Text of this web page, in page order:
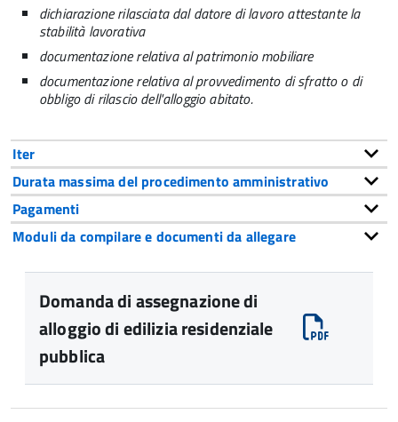
dichiarazione rilasciata dal datore di lavoro attestante la
stabilità lavorativa
documentazione relativa al patrimonio mobiliare
documentazione relativa al provvedimento di sfratto o di
obbligo di rilascio dell'alloggio abitato.
Iter
Durata massima del procedimento amministrativo
Pagamenti
Moduli da compilare e documenti da allegare
Domanda di assegnazione di
alloggio di edilizia residenziale
pubblica